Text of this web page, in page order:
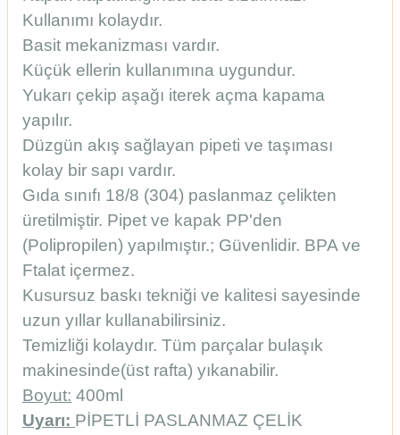
Kullanımı kolaydır.
Basit mekanizması vardır.
Küçük ellerin kullanımına uygundur.
Yukarı çekip aşağı iterek açma kapama
yapılır.
Düzgün akış sağlayan pipeti ve taşıması
kolay bir sapı vardır.
Gıda sınıfı 18/8 (304) paslanmaz çelikten
üretilmiştir. Pipet ve kapak PP'den
(Polipropilen) yapılmıştır.; Güvenlidir. BPA ve
Ftalat içermez.
Kusursuz baskı tekniği ve kalitesi sayesinde
uzun yıllar kullanabilirsiniz.
Temizliği kolaydır. Tüm parçalar bulaşık
makinesinde(üst rafta) yıkanabilir.
Boyut: 400ml
Uyarı: PİPETLİ PASLANMAZ ÇELİK